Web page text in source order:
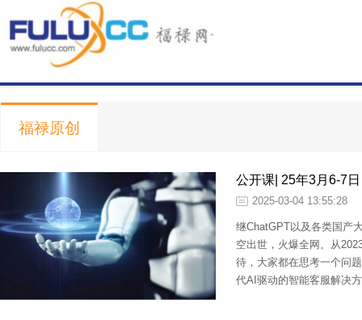
福禄原创
公开课| 25年3月6-7
部署与业务场景应用
2025-03-04 13:55:28
继ChatGPT以及各类国产
空出世，火爆全网。从
待，大家都在思考一个问
代AI驱动的智能客服解决